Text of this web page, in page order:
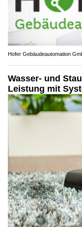
Hofer Gebäudeautomation
Wasser- und
Leistung mit